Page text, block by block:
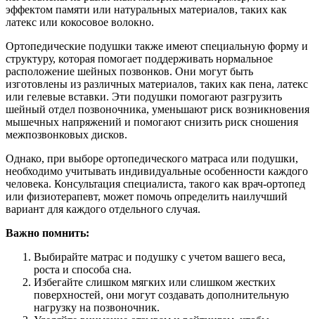
эффектом памяти или натуральных материалов, таких как
латекс или кокосовое волокно.
Ортопедические подушки также имеют специальную форму и
структуру, которая помогает поддерживать нормальное
расположение шейных позвонков. Они могут быть
изготовлены из различных материалов, таких как пена, латекс
или гелевые вставки. Эти подушки помогают разгрузить
шейный отдел позвоночника, уменьшают риск возникновения
мышечных напряжений и помогают снизить риск сношения
межпозвонковых дисков.
Однако, при выборе ортопедического матраса или подушки,
необходимо учитывать индивидуальные особенности каждого
человека. Консультация специалиста, такого как врач-ортопед
или физиотерапевт, может помочь определить наилучший
вариант для каждого отдельного случая.
Важно помнить:
Выбирайте матрас и подушку с учетом вашего веса,
роста и способа сна.
Избегайте слишком мягких или слишком жестких
поверхностей, они могут создавать дополнительную
нагрузку на позвоночник.